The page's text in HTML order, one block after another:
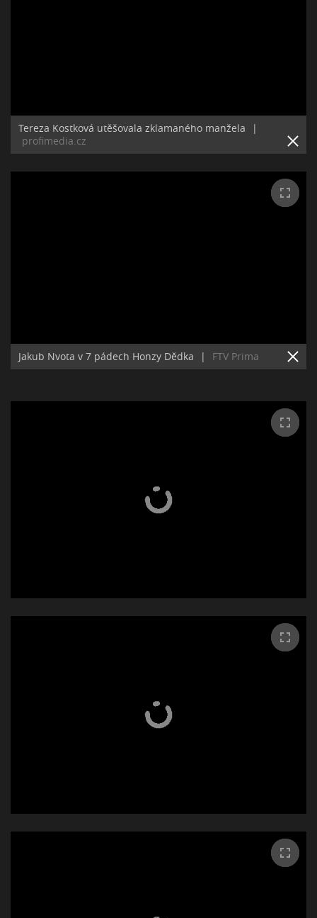
Tereza Kostková utěšovala zklamaného manžela
|
profimedia.cz
Jakub Nvota v 7 pádech Honzy Dědka | FTV Prima